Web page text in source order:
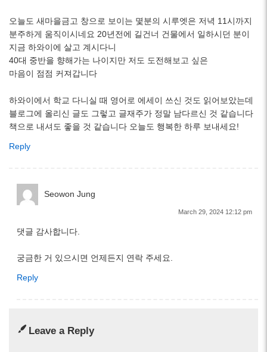
오늘도 새마을금고 창으로 보이는 몇분의 시루엣은 저녁 11시까지
분주하게 움직이시네요 20년전에 길건너 건물에서 일하시던 분이
지금 하와이에 살고 계시다니
40대 중반을 향해가는 나이지만 저도 도전해보고 싶은
마음이 점점 커져갑니다
하와이에서 학교 다니실 때 영어로 에세이 쓰신 것도 읽어보았는데
블로그에 올리신 글도 그렇고 글재주가 정말 남다르신 것 같습니다
책으로 내셔도 좋을 것 같습니다 오늘도 행복한 하루 보내세요!
Reply
Seowon Jung
March 29, 2024 12:12 pm
댓글 감사합니다.
궁금한 거 있으시면 언제든지 연락 주세요.
Reply
Leave a Reply